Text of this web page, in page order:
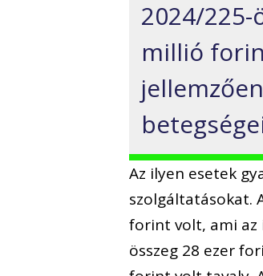
2024/225-
millió
Az ilyen esetek
szolgáltatásokat.
forint volt, ami az
összeg 28 ezer